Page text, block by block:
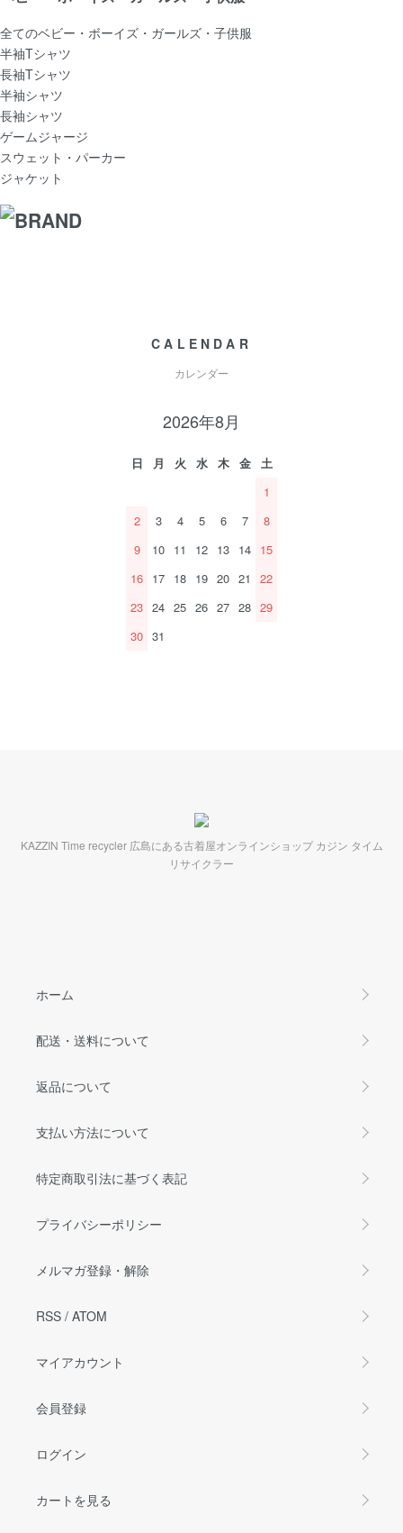
全てのベビー・ボーイズ・ガールズ・子供服
半袖Tシャツ
長袖Tシャツ
半袖シャツ
長袖シャツ
ゲームジャージ
スウェット・パーカー
ジャケット
CALENDAR
カレンダー
2026年8月
日 月 火 水 木 金
土
1
2
3 4 5 6 7
8
9
10 11 12 13 14 15
16 17 18 19 20 21
22
23 24 25 26 27 28 29
30 31
KAZZIN Time recycler 広島にある古着屋オンラインショップ カジン タイム
リサイクラー
ホーム
配送・送料について
返品について
支払い方法について
特定商取引法に基づく表記
プライバシーポリシー
メルマガ登録・解除
RSS / ATOM
マイアカウント
会員登録
ログイン
カートを見る